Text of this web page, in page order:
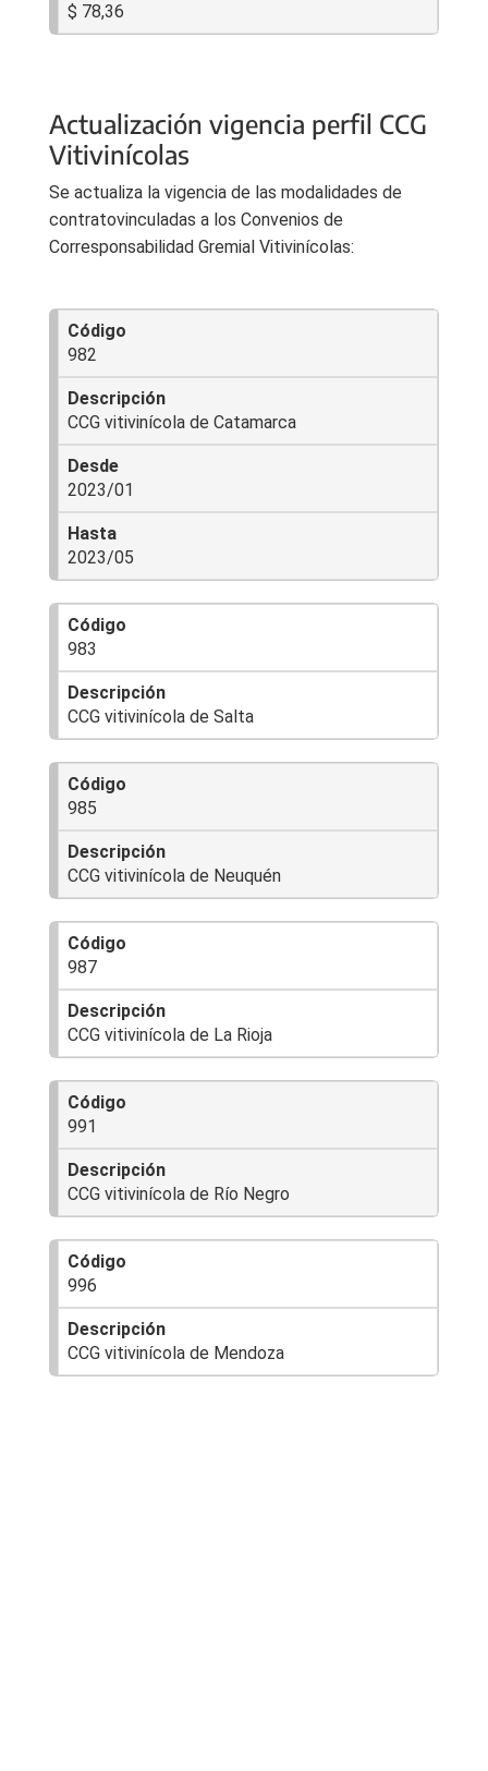
$ 78,36
Actualización vigencia perfil CCG
Vitivinícolas
Se actualiza la vigencia de las modalidades de
contratovinculadas a los Convenios de
Corresponsabilidad Gremial Vitivinícolas:
982
CCG vitivinícola de Catamarca
2023/01
2023/05
983
CCG vitivinícola de Salta
985
CCG vitivinícola de Neuquén
987
CCG vitivinícola de La Rioja
991
CCG vitivinícola de Río Negro
996
CCG vitivinícola de Mendoza